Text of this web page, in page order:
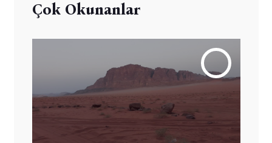
Çok Okunanlar